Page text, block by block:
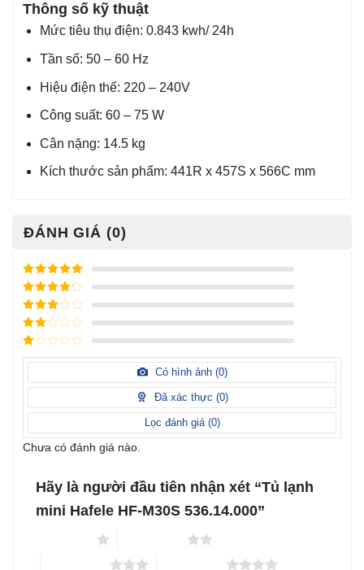
Thông số kỹ thuật
Mức tiêu thụ điện: 0.843 kwh/ 24h
Tần số: 50 – 60 Hz
Hiệu điện thế: 220 – 240V
Công suất: 60 – 75 W
Cân nặng: 14.5 kg
Kích thước sản phẩm: 441R x 457S x 566C mm
ĐÁNH GIÁ (0)
Được xếp
hạng
5
5
sao
Được xếp
hạng
4
5
sao
Được
xếp
hạng3
5 sao
Được
hạng
sao
Được
hạng
sao
Có hình ảnh (0)
Đã xác thực (0)
Lọc đánh giá (0)
Chưa có đánh giá nào.
Hãy là người đầu tiên nhận xét “Tủ lạnh
mini Hafele HF-M30S 536.14.000”